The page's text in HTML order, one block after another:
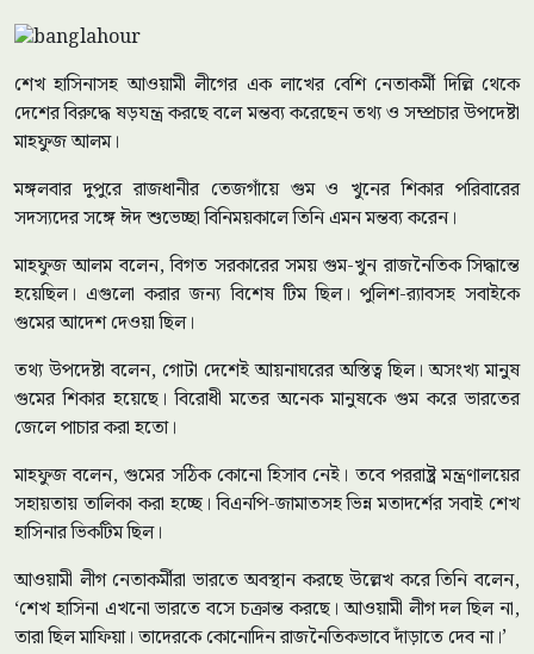
শেখ হাসিনাসহ আওয়ামী লীগের এক লাখের বেশি নেতাকর্মী দিল্লি থেকে
দেশের বিরুদ্ধে ষড়যন্ত্র করছে বলে মন্তব্য করেছেন তথ্য ও সম্প্রচার উপদেষ্টা
মাহফুজ আলম।
মঙ্গলবার দুপুরে রাজধানীর তেজগাঁয়ে গুম ও খুনের শিকার পরিবারের
সদস্যদের সঙ্গে ঈদ শুভেচ্ছা বিনিময়কালে তিনি এমন মন্তব্য করেন।
মাহফুজ আলম বলেন, বিগত সরকারের সময় গুম-খুন রাজনৈতিক সিদ্ধান্তে
হয়েছিল। এগুলো করার জন্য বিশেষ টিম ছিল। পুলিশ-র‍্যাবসহ সবাইকে
গুমের আদেশ দেওয়া ছিল।
তথ্য উপদেষ্টা বলেন, গোটা দেশেই আয়নাঘরের অস্তিত্ব ছিল। অসংখ্য মানুষ
গুমের শিকার হয়েছে। বিরোধী মতের অনেক মানুষকে গুম করে ভারতের
জেলে পাচার করা হতো।
মাহফুজ বলেন, গুমের সঠিক কোনো হিসাব নেই। তবে পররাষ্ট্র মন্ত্রণালয়ের
সহায়তায় তালিকা করা হচ্ছে। বিএনপি-জামাতসহ ভিন্ন মতাদর্শের সবাই শেখ
হাসিনার ভিকটিম ছিল।
আওয়ামী লীগ নেতাকর্মীরা ভারতে অবস্থান করছে উল্লেখ করে তিনি বলেন,
‘শেখ হাসিনা এখনো ভারতে বসে চক্রান্ত করছে। আওয়ামী লীগ দল ছিল না,
তারা ছিল মাফিয়া। তাদেরকে কোনোদিন রাজনৈতিকভাবে দাঁড়াতে দেব না।’